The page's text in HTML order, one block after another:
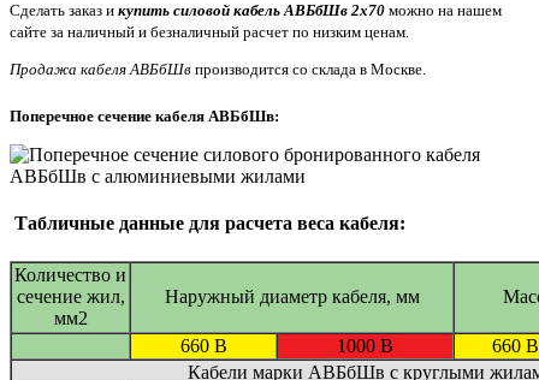
Сделать заказ и купить силовой кабель АВБбШв 2х70 можно на нашем
сайте за наличный и безналичный расчет по низким ценам.
Продажа кабеля АВБбШв производится со склада в Москве.
Поперечное сечение кабеля АВБбШв:
Табличные данные для расчета веса кабеля:
Количество и
сечение жил,
мм2
Наружный диаметр кабеля, мм
660 В 1000 В
660 В
Кабели марки АВБбШв с круглыми